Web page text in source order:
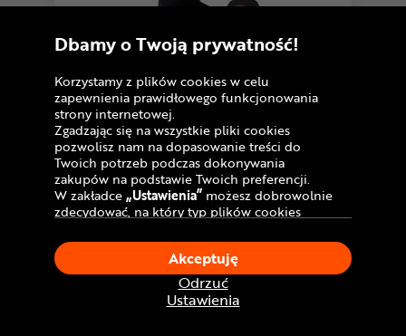
4,4 5 opinii
Skarpetki kompresyjne
COMPRESSPORT Aero
Dbamy o Twoją prywatność!
Korzystamy z plików cookies w celu
zapewnienia prawidłowego funkcjonowania
strony internetowej.
Zgadzając się na wszystkie pliki cookies
pozwolisz nam na dopasowanie treści do
Twoich potrzeb podczas dokonywania
zakupów na podstawie Twoich preferencji.
W zakładce„Ustawienia” możesz dobrowolnie
zdecydować, na który typ plików cookies
Klikając„Akceptuję”, wyrażasz zgodę na
stosowanie ciasteczek zgodnie z ustawieniami
Twojej przeglądarki.
W dowolnym momencie, możesz dokonać
zmiany swojego wyboru klikając opcję
Ustawienia
Odrzuć
Akceptuję